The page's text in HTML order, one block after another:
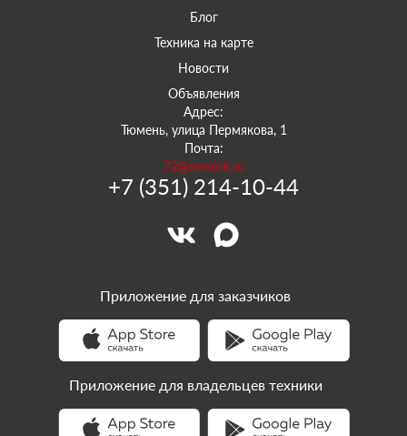
Блог
Техника на карте
Новости
Объявления
Адрес:
Тюмень, улица Пермякова, 1
Почта:
72@sowork.ru
+7 (351) 214-10-44
Приложение для заказчиков
Приложение для владельцев техники